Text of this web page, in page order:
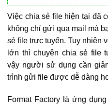
Việc chia sẻ file hiện tại đã
không chỉ gửi qua mail mà
sẻ file trực tuyến. Tuy nhiên
lớn thì chuyện chia sẻ file
vậy người sử dụng cần
trình gửi file được dễ dàng
Format Factory là ứng